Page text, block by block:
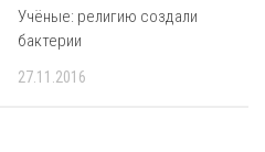
Учёные: религию создали
бактерии
27.11.2016